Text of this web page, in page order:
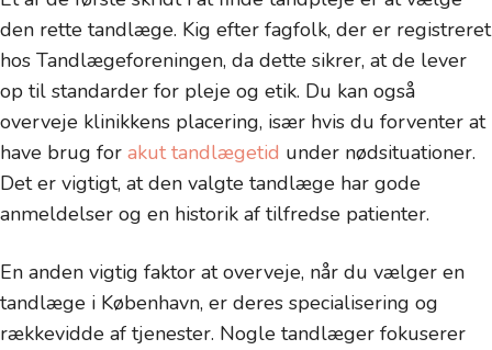
den rette tandlæge. Kig efter fagfolk, der er registreret
hos Tandlægeforeningen, da dette sikrer, at de lever
op til standarder for pleje og etik. Du kan også
overveje klinikkens placering, især hvis du forventer at
have brug for akut tandlægetid under nødsituationer.
Det er vigtigt, at den valgte tandlæge har gode
anmeldelser og en historik af tilfredse patienter.
En anden vigtig faktor at overveje, når du vælger en
tandlæge i København, er deres specialisering og
rækkevidde af tjenester. Nogle tandlæger fokuserer